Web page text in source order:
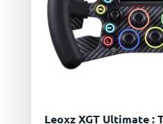
Leoxz XGT Ultimate :